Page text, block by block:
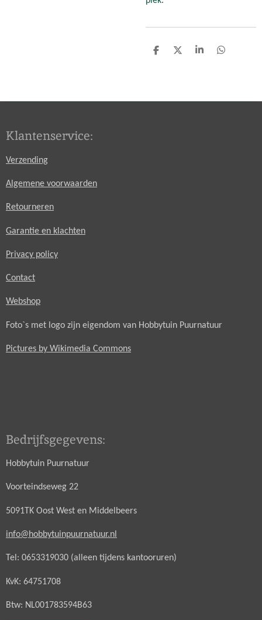
D
D
S
D
Klantenservice:
Verzending
Algemene voorwaarden
Retourneren
Garantie en klachten
Privacy policy
Contact
Webshop
Foto`s met logo zijn eigendom van Hobbytuin Puurnatuur
Pictures by Wikimedia Commons
Bedrijfsgegevens:
Hobbytuin Puurnatuur
Voorteindseweg 22
5091TK Oost West en Middelbeers
info@hobbytuinpuurnatuur.nl
Tel: 0653319030 (alleen tijdens kantooruren)
KvK: 64751708
Btw: NL001783594B63